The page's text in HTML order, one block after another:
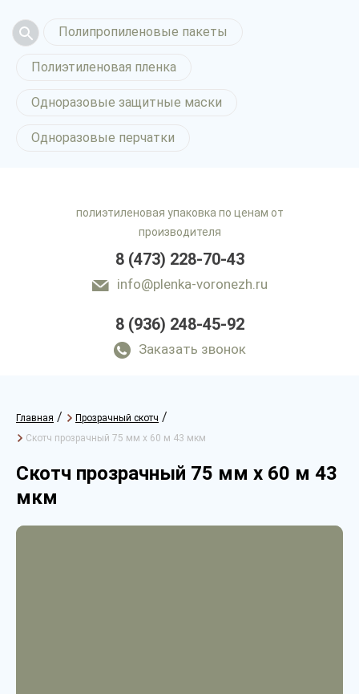
Полипропиленовые пакеты
Полиэтиленовая пленка
Одноразовые защитные маски
Одноразовые перчатки
полиэтиленовая упаковка по ценам от
производителя
8 (473) 228-70-43
info@plenka-voronezh.ru
8 (936) 248-45-92
Заказать звонок
Главная / Прозрачный скотч /
Скотч прозрачный 75 мм х 60 м 43 мкм
Скотч прозрачный 75 мм х 60 м 43
мкм